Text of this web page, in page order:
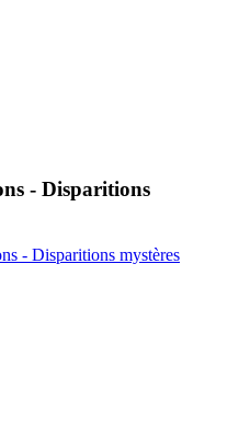
- Disparitions
- Disparitions mystères